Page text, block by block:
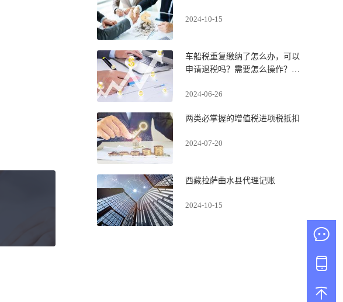
2024-10-15
车船税重复缴纳了怎么办，可以
申请退税吗？需要怎么操作？快
2024-06-26
两类必掌握的增值税进项税抵扣
2024-07-20
西藏拉萨曲水县代理记账
2024-10-15